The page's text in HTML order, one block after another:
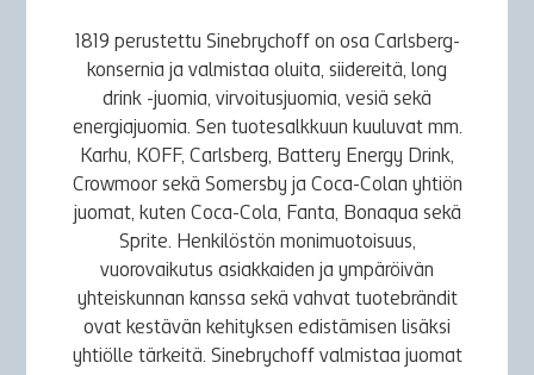
1819 perustettu Sinebrychoff on osa Carlsberg-
konsernia ja valmistaa oluita, siidereitä, long
drink -juomia, virvoitusjuomia, vesiä sekä
energiajuomia. Sen tuotesalkkuun kuuluvat mm.
Karhu, KOFF, Carlsberg, Battery Energy Drink,
Crowmoor sekä Somersby ja Coca-Colan yhtiön
juomat, kuten Coca-Cola, Fanta, Bonaqua sekä
Sprite. Henkilöstön monimuotoisuus,
vuorovaikutus asiakkaiden ja ympäröivän
yhteiskunnan kanssa sekä vahvat tuotebrändit
ovat kestävän kehityksen edistämisen lisäksi
yhtiölle tärkeitä. Sinebrychoff valmistaa juomat